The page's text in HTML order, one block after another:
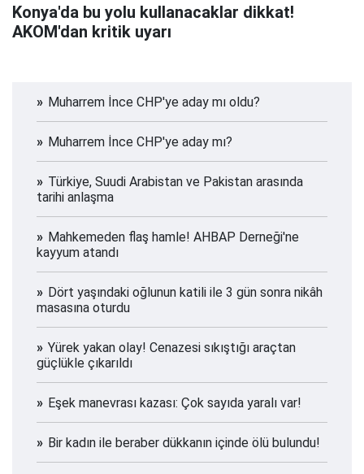
Konya'da bu yolu kullanacaklar dikkat!
AKOM'dan kritik uyarı
Muharrem İnce CHP'ye aday mı oldu?
Muharrem İnce CHP'ye aday mı?
Türkiye, Suudi Arabistan ve Pakistan arasında
tarihi anlaşma
Mahkemeden flaş hamle! AHBAP Derneği'ne
kayyum atandı
Dört yaşındaki oğlunun katili ile 3 gün sonra nikâh
masasına oturdu
Yürek yakan olay! Cenazesi sıkıştığı araçtan
güçlükle çıkarıldı
Eşek manevrası kazası: Çok sayıda yaralı var!
Bir kadın ile beraber dükkanın içinde ölü bulundu!